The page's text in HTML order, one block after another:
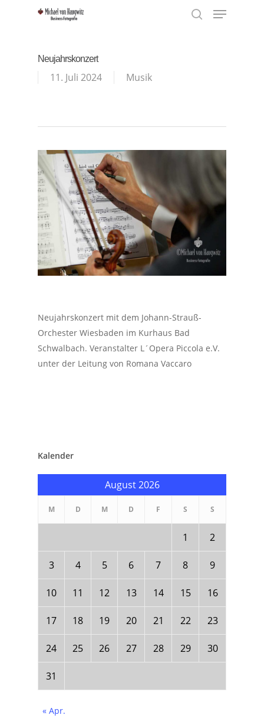
Menu
Neujahrskonzert
11. Juli 2024 Musik
Neujahrskonzert mit dem Johann-Strauß-
Orchester Wiesbaden im Kurhaus Bad
Schwalbach. Veranstalter L´Opera Piccola e.V.
unter der Leitung von Romana Vaccaro
Kalender
August 2026
M D M D F S S
1 2
3 4 5 6 7 8 9
10 11 12 13 14 15 16
17 18 19 20 21 22 23
24 25 26 27 28 29 30
31
« Apr.